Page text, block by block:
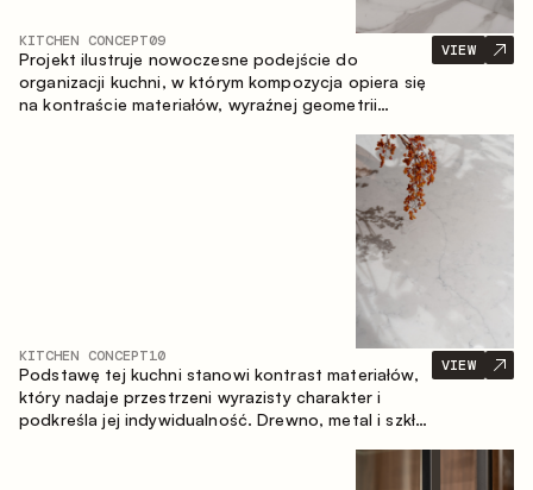
KITCHEN CONCEPT09
Projekt ilustruje nowoczesne podejście do
organizacji kuchni, w którym kompozycja opiera się
na kontraście materiałów, wyraźnej geometrii
stref przechowywania. Układ prosty z wyspą
buduje logiczną strukturę przestrzeni oraz tworzy
wygodną oś komunikacyjną między strefami
VIEW
KITCHEN CONCEPT10
Podstawę tej kuchni stanowi kontrast materiałów,
który nadaje przestrzeni wyrazisty charakter i
podkreśla jej indywidualność. Drewno, metal i szkło
VIEW